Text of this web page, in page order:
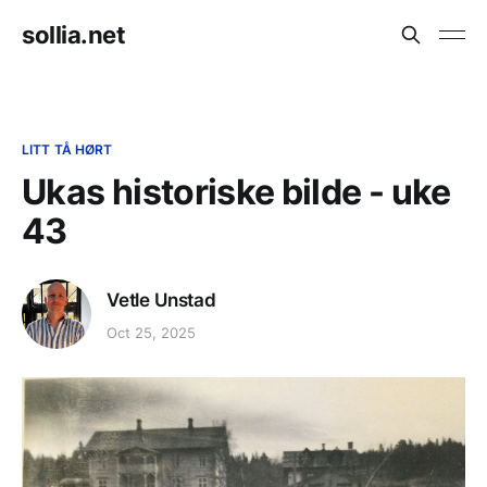
sollia.net
LITT TÅ HØRT
Ukas historiske bilde - uke
43
Vetle Unstad
Oct 25, 2025